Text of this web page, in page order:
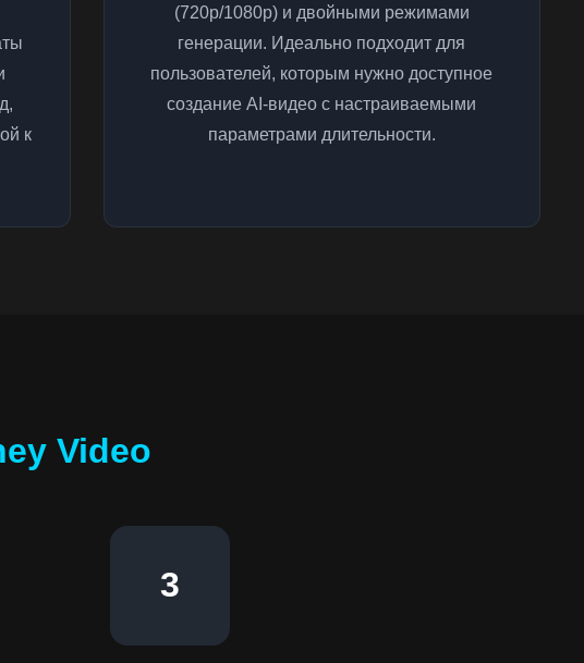
к
(720p/1080p) и двойными режимами
генерации. Идеально подходит для
пользователей, которым нужно доступное
создание AI-видео с настраиваемыми
параметрами длительности.
Video
3